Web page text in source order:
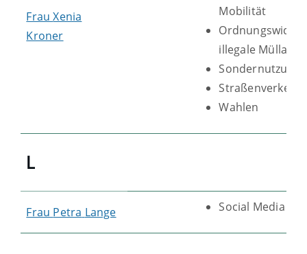
FrauXenia
Kroner
Mobilität
illegale
Straßenverkehr
Wahlen
L
Frau Petra Lange Social Media